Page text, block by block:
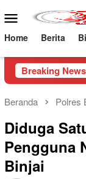
ke
konten
Menu
Mobile
Home Berita
Breaking News
Beranda Polres
Diduga
Pengguna
Binjai